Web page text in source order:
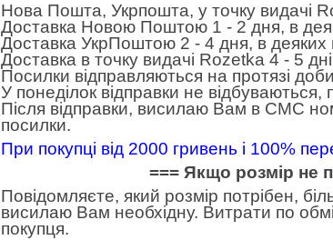
Нова Пошта, Укрпошта, у точку видачі
Доставка Новою Поштою 1 - 2 дня, в
Доставка УкрПоштою 2 - 4 дня, в деяких
Доставка в точку видачі Rozetka 4 - 5
Посилки відправляються на протязі
У понеділок відправки не відбуваються,
Після відправки, висилаю Вам в СМС
посилки.
При покупці від 2000 гривень і 100%
=== Якщо розмір не
Повідомляєте, який розмір потрібен,
висилаю Вам необхідну. Витрати по
покупця.